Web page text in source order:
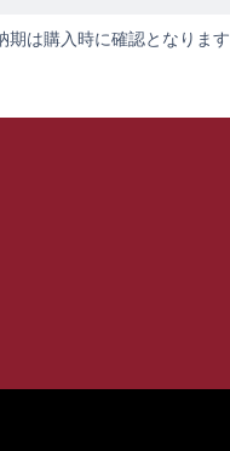
期は購入時に確認となります